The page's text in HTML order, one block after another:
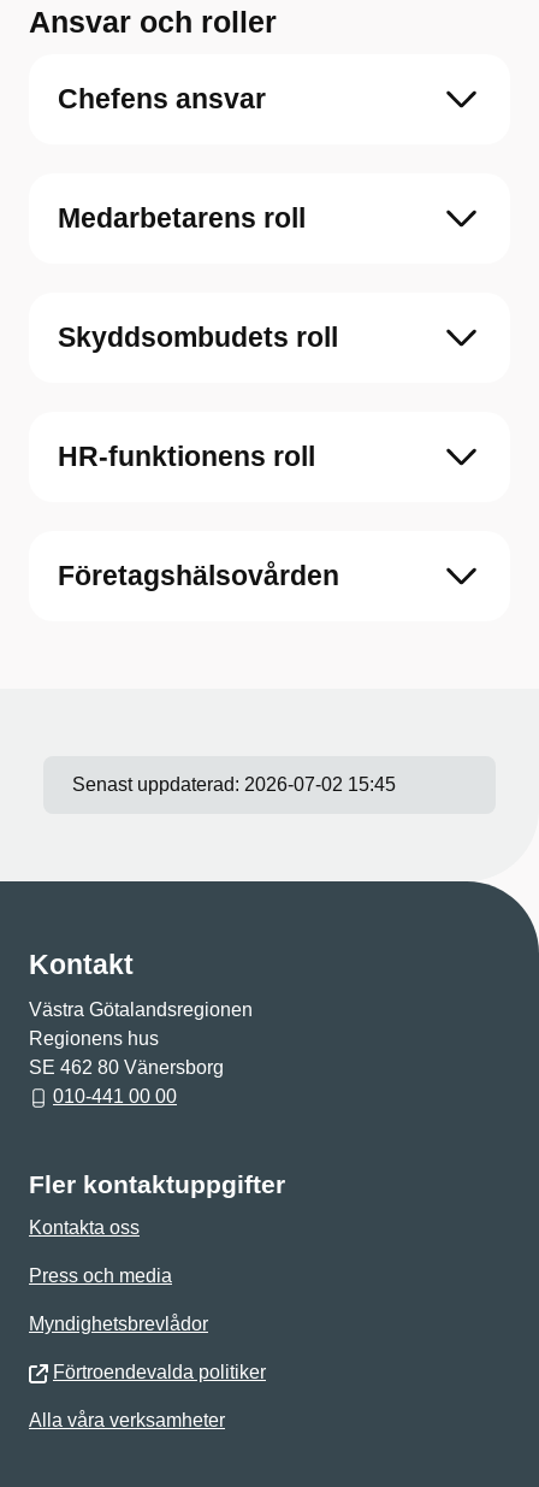
Ansvar och roller
Chefens ansvar
Medarbetarens roll
Skyddsombudets roll
HR-funktionens roll
Företagshälsovården
Senast uppdaterad: 2026-07-02 15:45
Kontakt
Västra Götalandsregionen
Regionens hus
SE 462 80 Vänersborg
010-441 00 00
Fler kontaktuppgifter
Kontakta oss
Press och media
Myndighetsbrevlådor
Förtroendevalda politiker
Alla våra verksamheter